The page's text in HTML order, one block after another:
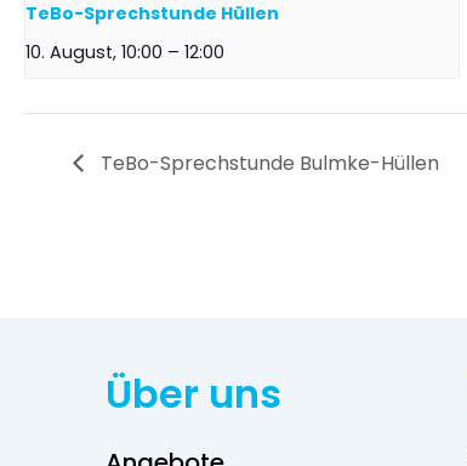
TeBo-Sprechstunde Hüllen
10. August, 10:00 – 12:00
TeBo-Sprechstunde Bulmke-Hüllen
Über uns